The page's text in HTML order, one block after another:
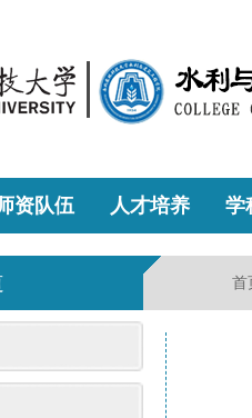
资队伍 人才培养 学
首